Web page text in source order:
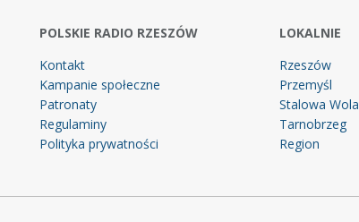
POLSKIE RADIO RZESZÓW
Kontakt
Kampanie społeczne
Patronaty
Regulaminy
Polityka prywatności
LOKALNIE
Rzeszów
Przemyśl
Stalowa Wola
Tarnobrzeg
Region